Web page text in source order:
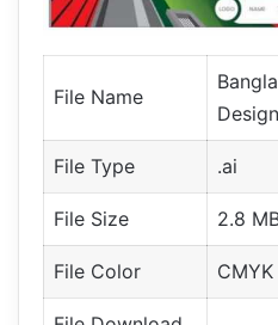
File Name
Design
File Type .ai
File Size 2.8
File Color CMYK